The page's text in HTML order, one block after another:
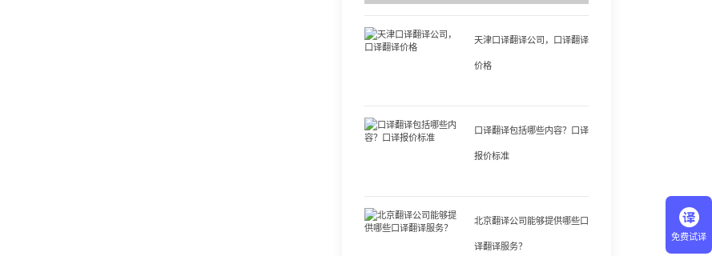
免费试译
天津口译翻译公司，口译翻译
价格
口译翻译包括哪些内容？口译
报价标准
北京翻译公司能够提供哪些口
译翻译服务？